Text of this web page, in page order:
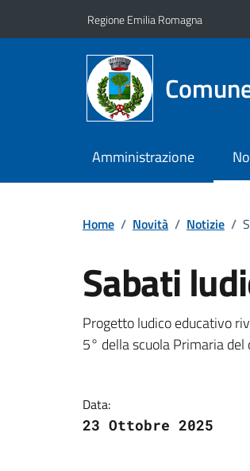
Regione Emilia Romagna
Amministrazione
Home / Novità / Notizie /
Sabati
Dettagli
Progetto ludico educativo
5° della scuola Primaria
Data:
23 Ottobre 2025